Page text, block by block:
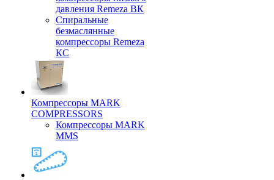
давления Remeza ВК
Спиральные
безмаслянные
компрессоры Remeza
КС
Компрессоры MARK
COMPRESSORS
Компрессоры MARK
MMS